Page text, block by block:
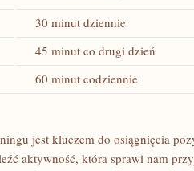
30 minut dziennie
45 minut co drugi dzień
60 minut codziennie
jest kluczem do osiągnięcia
aktywność, która sprawi nam